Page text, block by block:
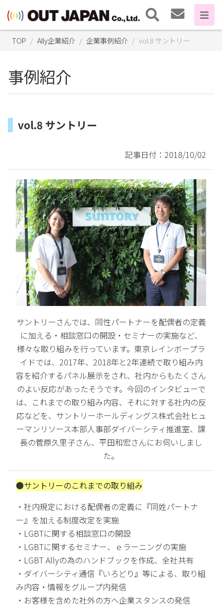
TOP Ally企業紹介 企業事例紹介 vol.8 サントリー
事例紹介
vol.8 サントリー
記事日付：2018/10/02
サントリーさんでは、同性パートナーを配偶者の定義
に加える・相談窓口の開設・セミナーの実施など、
様々な取り組みを行っています。東京レインボープラ
イドでは、2017年、2018年と2年連続で取り組み内
容を紹介するパネル展示をされ、社内からもたくさん
のよい反応があったそうです。今回のインタビューで
は、これまでの取り組み内容、それに対する社内の反
応などを、サントリーホールディングス株式会社ヒュ
ーマンリソース本部人事部ダイバーシティ推進室、課
長の菅原久里子さん、平田和宏さんにお伺いしまし
た。
●サントリーのこれまでの取り組み
・社内規定における配偶者の定義に『同姓パートナ
ー』を加える制度改定を実施
・LGBTに関する相談窓口の開設
・LGBTに関するセミナー、ｅラーニングの実施
・LGBT Allyの為のハンドブックを作成、全社共有
・ダイバーシティ通信『いろどり』等による、取り組
み内容・情報をグループ内発信
・お客様を含めた社外の方へ企業スタンスの発信